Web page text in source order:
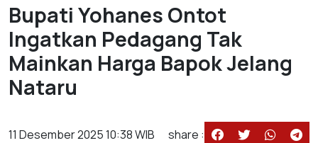
Bupati Yohanes Ontot
Ingatkan Pedagang Tak
Mainkan Harga Bapok Jelang
Nataru
11 Desember 2025 10:38 WIB share :